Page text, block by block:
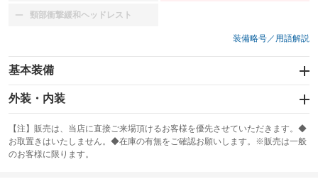
頸部衝撃緩和ヘッドレスト
：装備なし
装備略号／用語解説
基本装備
エアバッグ：運転席/助手席/サイド
：装備あり
：装備あり
サンルーフ
：装備なし ABS
外装・内装
カーナビ：メモリーナビ他
：装備あり
TV：フルセグ
：装備あり
【注】販売は、当店に直接ご来場頂けるお客様を優先させていただきます。◆
お取置きはいたしません。◆在庫の有無をご確認お願いします。※販売は一般
のお客様に限ります。